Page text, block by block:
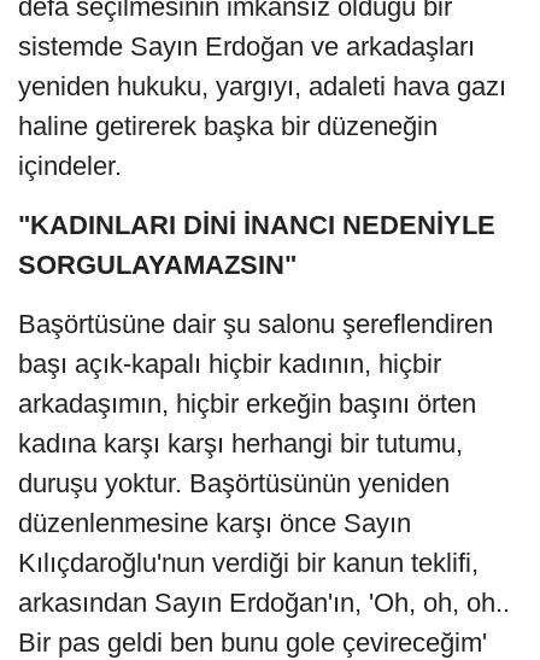
defa seçilmesinin imkansız olduğu bir
sistemde Sayın Erdoğan ve arkadaşları
yeniden hukuku, yargıyı, adaleti hava gazı
haline getirerek başka bir düzeneğin
içindeler.
"KADINLARI DİNİ İNANCI NEDENİYLE
SORGULAYAMAZSIN"
Başörtüsüne dair şu salonu şereflendiren
başı açık-kapalı hiçbir kadının, hiçbir
arkadaşımın, hiçbir erkeğin başını örten
kadına karşı karşı herhangi bir tutumu,
duruşu yoktur. Başörtüsünün yeniden
düzenlenmesine karşı önce Sayın
Kılıçdaroğlu'nun verdiği bir kanun teklifi,
arkasından Sayın Erdoğan'ın, 'Oh, oh, oh..
Bir pas geldi ben bunu gole çevireceğim'